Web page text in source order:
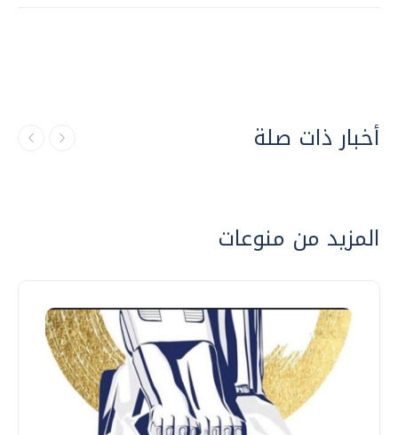
أخبار ذات صلة
المزيد من منوعات